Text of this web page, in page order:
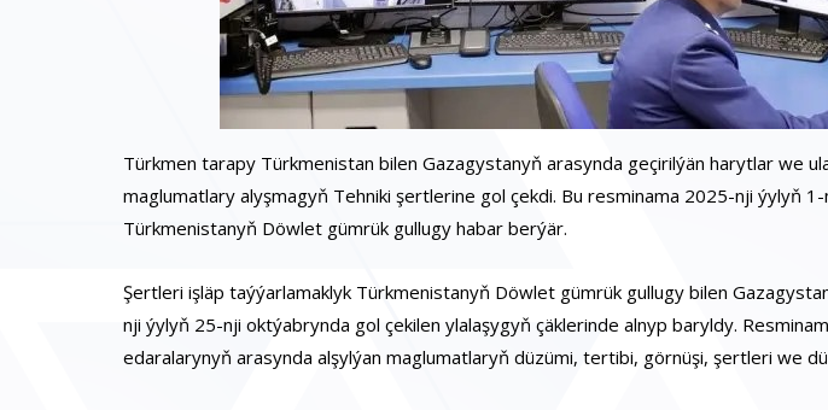
Türkmen tarapy Türkmenistan bilen Gazagystanyň arasynda geçirilýän harytlar we
maglumatlary alyşmagyň Tehniki şertlerine gol çekdi. Bu resminama 2025-nji ýylyň
Türkmenistanyň Döwlet gümrük gullugy habar berýär.
Şertleri işläp taýýarlamaklyk Türkmenistanyň Döwlet gümrük gullugy bilen
nji ýylyň 25-nji oktýabrynda gol çekilen ylalaşygyň çäklerinde alnyp baryldy.
edaralarynyň arasynda alşylýan maglumatlaryň düzümi, tertibi, görnüşi, şertleri we